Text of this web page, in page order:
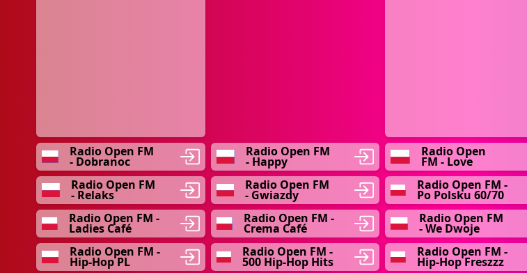
Radio Open FM
- Dobranoc
Radio Open FM
- Happy
Radio Open
FM - Love
Radio Open FM
- Relaks
Radio Open FM
- Gwiazdy
Radio Open FM -
Po Polsku 60/70
Radio Open FM -
Ladies Café
Radio Open FM -
Crema Café
Radio Open FM
- We Dwoje
Radio Open FM -
Hip-Hop PL
Radio Open FM -
500 Hip-Hop Hits
Radio Open FM -
Hip-Hop Freszzz